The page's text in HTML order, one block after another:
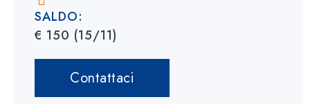
SALDO:
€ 150 (15/11)
Contattaci